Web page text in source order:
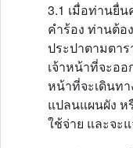
3.1 เมื่อท่านยื่
คำร้อง ท่านต้อ
ประปาตามตา
เจ้าหน้าที่จะออ
หน้าที่จะเดินท
แปลนแผนผัง
ใช้จ่าย และจะ